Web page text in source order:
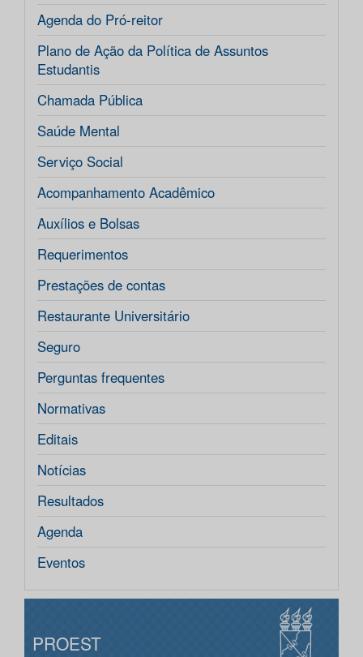
Agenda do Pró-reitor
Plano de Ação da Política de Assuntos
Estudantis
Chamada Pública
Saúde Mental
Serviço Social
Acompanhamento Acadêmico
Auxílios e Bolsas
Requerimentos
Prestações de contas
Restaurante Universitário
Seguro
Perguntas frequentes
Normativas
Editais
Notícias
Resultados
Agenda
Eventos
PROEST